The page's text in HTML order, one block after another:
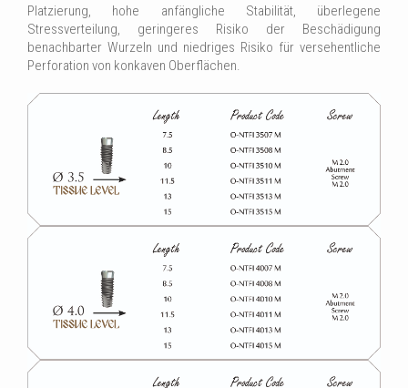
Platzierung, hohe anfängliche Stabilität, überlegene
Stressverteilung, geringeres Risiko der Beschädigung
benachbarter Wurzeln und niedriges Risiko für versehentliche
Perforation von konkaven Oberflächen.